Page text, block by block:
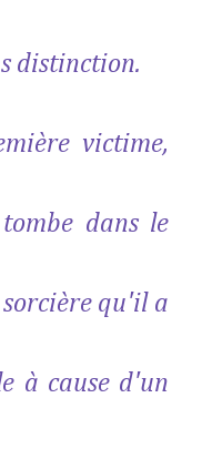
distinction.
victime,
dans le
qu'il a
à cause d'un